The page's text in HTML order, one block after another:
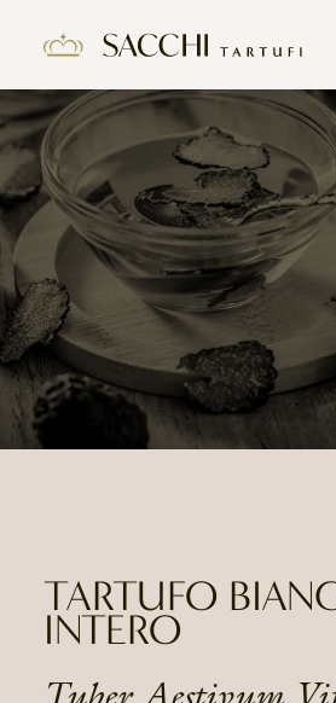
HOME
AZIENDA
PRODOTTI
IL TARTUFO
CONTATTI
LAVORA CON NOI
TARTUFO
INTERO